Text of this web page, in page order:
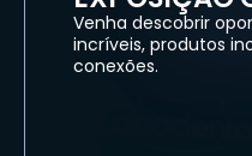
Venha descobrir
incríveis, produtos
conexões.